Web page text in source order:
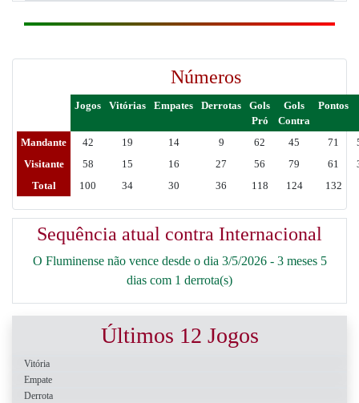
Números
Jogos Vitórias Empates Derrotas
Gols
Pró
Gols
Contra
Pontos
Mandante 42 19 14 9 62 45 71
Visitante
58 15 16 27 56 79 61
Total
100 34 30 36 118 124 132
Sequência atual contra Internacional
O Fluminense não vence desde o dia 3/5/2026 - 3 meses 5
dias com 1 derrota(s)
Últimos 12 Jogos
Vitória
Empate
Derrota